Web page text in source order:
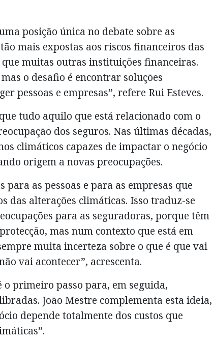
posição única no debate sobre as
mais expostas aos riscos financeiros das
muitas outras instituições financeiras.
o desafio é encontrar soluções
pessoas e empresas”, refere Rui Esteves.
tudo aquilo que está relacionado com o
dos seguros. Nas últimas décadas,
climáticos capazes de impactar o negócio
origem a novas preocupações.
para as pessoas e para as empresas que
das alterações climáticas. Isso traduz-se
para as seguradoras, porque têm
mas num contexto que está em
muita incerteza sobre o que é que vai
vai acontecer”, acrescenta.
o primeiro passo para, em seguida,
João Mestre complementa esta ideia,
depende totalmente dos custos que